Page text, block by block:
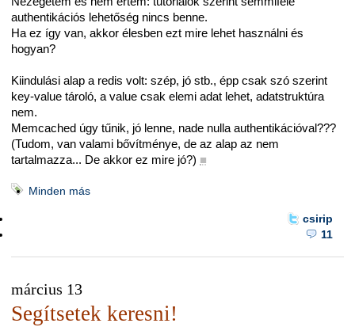
authentikációs lehetőség nincs benne.
Ha ez így van, akkor élesben ezt mire lehet használni és
hogyan?
Kiindulási alap a redis volt: szép, jó stb., épp csak szó szerint
key-value tároló, a value csak elemi adat lehet, adatstruktúra
nem.
Memcached úgy tűnik, jó lenne, nade nulla authentikációval???
(Tudom, van valami bővítménye, de az alap az nem
tartalmazza... De akkor ez mire jó?) ■
Minden más
csirip
11
március 13
Segítsetek keresni!